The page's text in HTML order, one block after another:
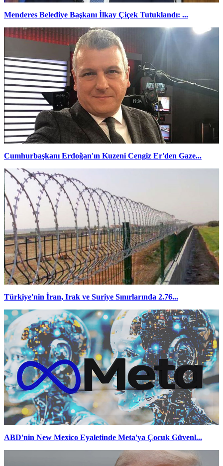
Menderes Belediye Başkanı İlkay Çiçek Tutuklandı: ...
Cumhurbaşkanı Erdoğan'ın Kuzeni Cengiz Er'den Gaze...
Türkiye'nin İran, Irak ve Suriye Sınırlarında 2.76...
ABD'nin New Mexico Eyaletinde Meta'ya Çocuk Güvenl...